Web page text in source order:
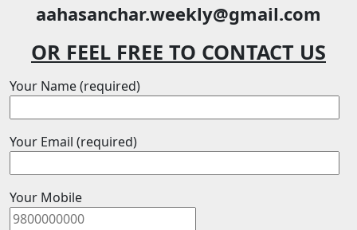
aahasanchar.weekly@gmail.com
OR FEEL FREE TO CONTACT US
Your Name (required)
Your Email (required)
Your Mobile